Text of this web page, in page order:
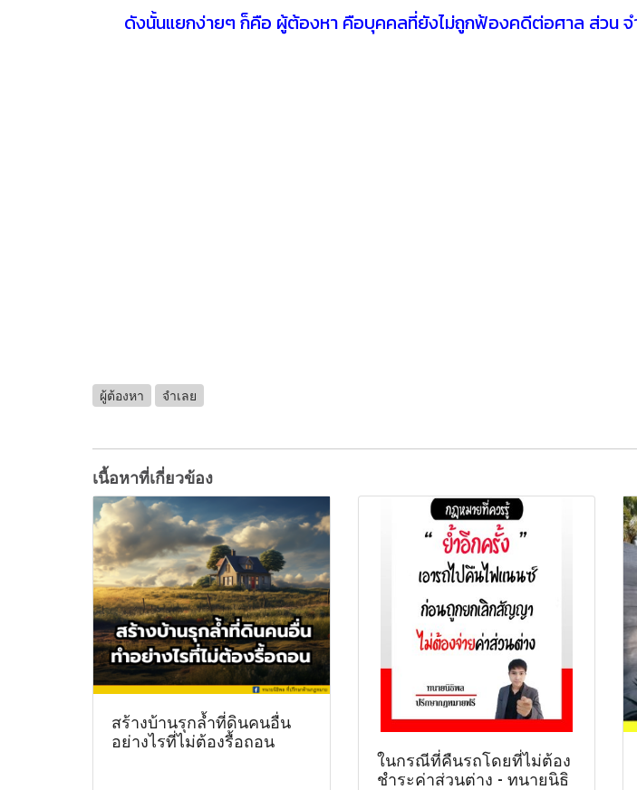
ดังนั้นแยกง่ายๆ ก็คือ ผู้ต้องหา คือบุคคลที่ยังไม่ถูกฟ้องคดีต่อศาล ส่วน
ผู้ต้องหา จำเลย
เนื้อหาที่เกี่ยวข้อง
สร้างบ้านรุกล้ำที่ดินคนอื่น
อย่างไรที่ไม่ต้องรื้อถอน
ในกรณีที่คืนรถโดยที่ไม่ต้อง
ชำระค่าส่วนต่าง - ทนายนิธิ